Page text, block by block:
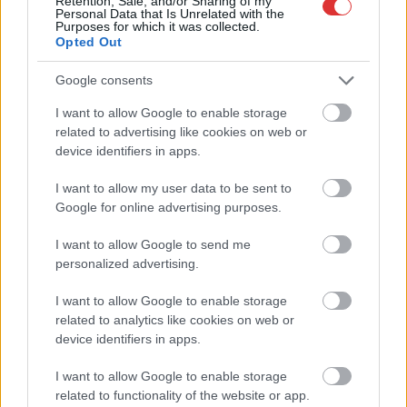
Personal Data that Is Unrelated with the
Purposes for which it was collected.
Opted Out
Google consents
I want to allow Google to enable storage
related to advertising like cookies on web or
device identifiers in apps.
I want to allow my user data to be sent to
Google for online advertising purposes.
I want to allow Google to send me
personalized advertising.
I want to allow Google to enable storage
related to analytics like cookies on web or
device identifiers in apps.
I want to allow Google to enable storage
related to functionality of the website or app.
Hírlevél feliratkozás
Adja meg keresztnevét:
Adja
meg e-mail címét:
Megismertem és elfogadom a
GDPR-szabályzatot
Nem szeretne lemaradni semmiről? Csak egy kattintás, és hírlevelünk a
legfrissebb információkkal és exkluzív tartalmakkal hétről hétre